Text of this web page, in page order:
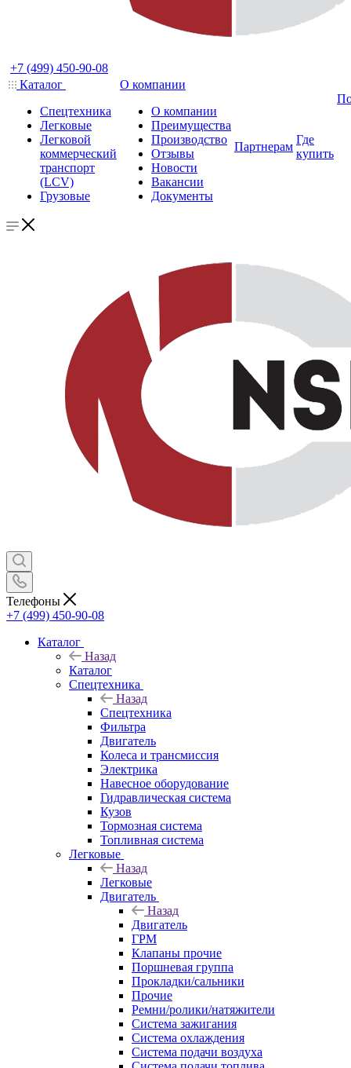
+7 (499) 450-90-08
Каталог
Спецтехника
Легковые
Легковой
коммерческий
транспорт
(LCV)
Грузовые
О компании
О компании
Преимущества
Производство
Отзывы
Новости
Вакансии
Документы
Партнерам
Где
купить
Телефоны
+7 (499) 450-90-08
Каталог
Назад
Каталог
Спецтехника
Назад
Спецтехника
Фильтра
Двигатель
Колеса и трансмиссия
Электрика
Навесное оборудование
Гидравлическая система
Кузов
Тормозная система
Топливная система
Легковые
Назад
Легковые
Двигатель
Назад
Двигатель
ГРМ
Клапаны прочие
Поршневая группа
Прокладки/сальники
Прочие
Ремни/ролики/натяжители
Система зажигания
Система охлаждения
Система подачи воздуха